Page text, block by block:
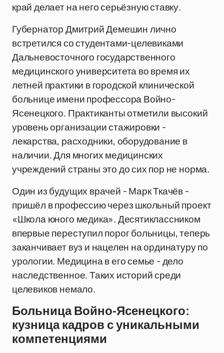
край делает на него серьёзную ставку.
Губернатор Дмитрий Демешин лично
встретился со студентами-целевиками
Дальневосточного государственного
медицинского университета во время их
летней практики в городской клинической
больнице имени профессора Войно-
Ясенецкого. Практиканты отметили высокий
уровень организации стажировки -
лекарства, расходники, оборудование в
наличии. Для многих медицинских
учреждений страны это до сих пор не норма.
Один из будущих врачей - Марк Ткачёв -
пришёл в профессию через школьный проект
«Школа юного медика». Десятиклассником
впервые переступил порог больницы, теперь
заканчивает вуз и нацелен на ординатуру по
урологии. Медицина в его семье - дело
наследственное. Таких историй среди
целевиков немало.
Больница Войно-Ясенецкого:
кузница кадров с уникальными
компетенциями